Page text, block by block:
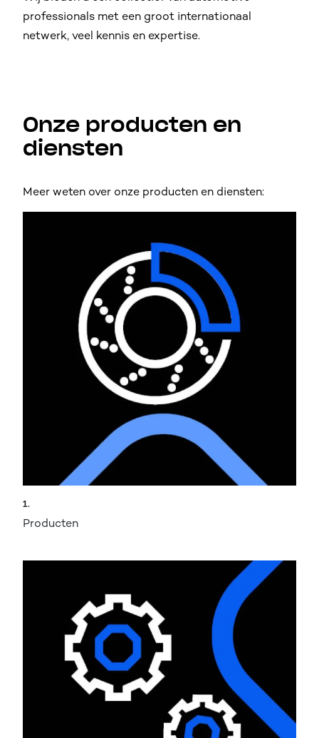
professionals met een groot internationaal
netwerk, veel kennis en expertise.
Onze producten en
diensten
Meer weten over onze producten en diensten:
1.
Producten